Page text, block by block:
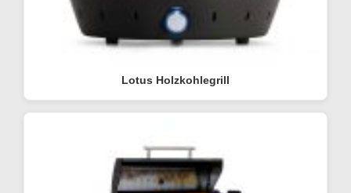
Lotus Holzkohlegrill